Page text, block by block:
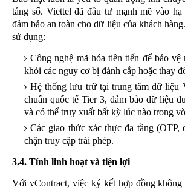
tảng số. Viettel đã đầu tư mạnh mẽ vào hạ
đảm bảo an toàn cho dữ liệu của khách
sử dụng:
Công nghệ mã hóa tiên tiến để bảo
khỏi các nguy cơ bị đánh cắp hoặc thay
Hệ thống lưu trữ tại trung tâm dữ liệu
chuẩn quốc tế Tier 3, đảm bảo dữ liệu
và có thể truy xuất bất kỳ lúc nào trong
Các giao thức xác thực đa tầng (OTP,
chặn truy cập trái phép.
3.4. Tính linh hoạt và tiện lợi
Với vContract, việc ký kết hợp đồng